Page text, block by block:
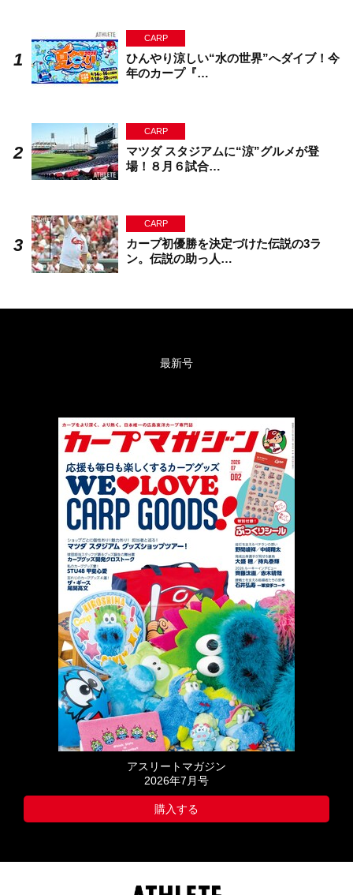
CARP
ひんやり涼しい“水の世界”へダイブ！今
年のカープ『…
CARP
マツダ スタジアムに“涼”グルメが登
場！８月６試合…
CARP
カープ初優勝を決定づけた伝説の3ラ
ン。伝説の助っ人…
最新号
アスリートマガジン
2026年7月号
購入する